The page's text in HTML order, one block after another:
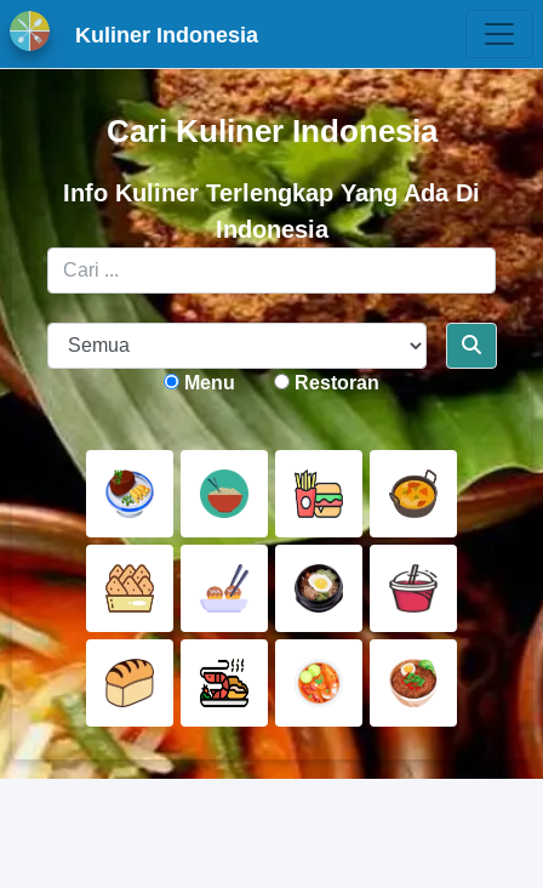
Kuliner Indonesia
Cari Kuliner Indonesia
Info Kuliner Terlengkap Yang Ada Di
Indonesia
Menu Restoran